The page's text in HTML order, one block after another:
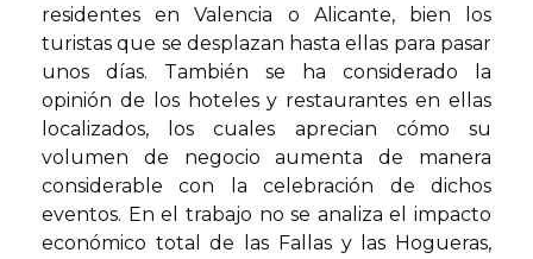
residentes en Valencia o Alicante, bien los
turistas que se desplazan hasta ellas para pasar
unos días. También se ha considerado la
opinión de los hoteles y restaurantes en ellas
localizados, los cuales aprecian cómo su
volumen de negocio aumenta de manera
considerable con la celebración de dichos
eventos. En el trabajo no se analiza el impacto
económico total de las Fallas y las Hogueras,